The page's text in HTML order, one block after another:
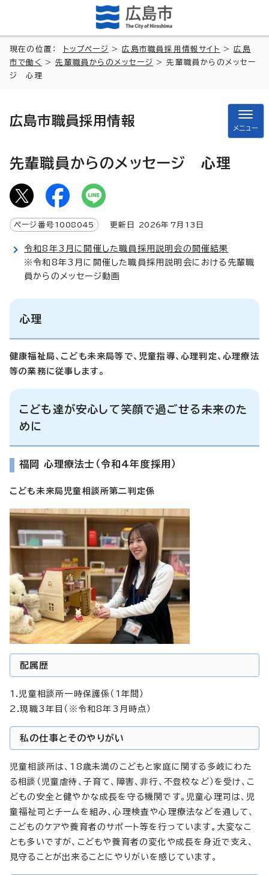
現在の位置： トップページ >広島市職員採用情報サイト >広島
市で働く
>先輩職員からのメッセージ
> 先輩職員からのメッセー
ジ 心理
広島市職員採用情報
メニュー
先輩職員からのメッセージ 心理
ページ番号 1008045 更新日 2026年7月 13 日
令和8年3月に開催した職員採用説明会の開催結果
※令和8年3月に開催した職員採用説明会における先輩職
員からのメッセージ動画
心理
健康福祉局、こども未来局等で、児童指導、心理判定、心理療法
等の業務に従事します。
こども達が安心して笑顔で過ごせる未来のた
めに
福岡 心理療法士（令和4年度採用）
こども未来局児童相談所第二判定係
配属歴
1.児童相談所一時保護係（1年間）
2.現職3年目（※令和8年3月時点）
私の仕事とそのやりがい
児童相談所は、18歳未満のこどもと家庭に関する多岐にわた
る相談（児童虐待、子育て、障害、非行、不登校など）を受け、こ
どもの安全と健やかな成長を守る機関です。児童心理司は、児
童福祉司とチームを組み、心理検査や心理療法などを通して、
こどものケアや養育者のサポート等を行っています。大変なこ
とも多いですが、こどもや養育者の変化や成長を身近で支え、
見守ることが出来ることにやりがいを感じています。